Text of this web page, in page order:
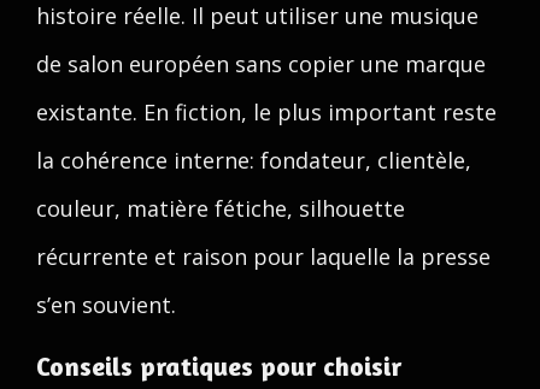
histoire réelle. Il peut utiliser une musique
de salon européen sans copier une marque
existante. En fiction, le plus important reste
la cohérence interne: fondateur, clientèle,
couleur, matière fétiche, silhouette
récurrente et raison pour laquelle la presse
s’en souvient.
Conseils pratiques pour choisir